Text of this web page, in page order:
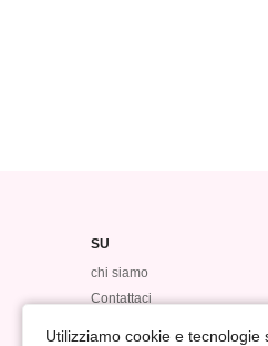
SU
chi siamo
Contattaci
Utilizziamo cookie e